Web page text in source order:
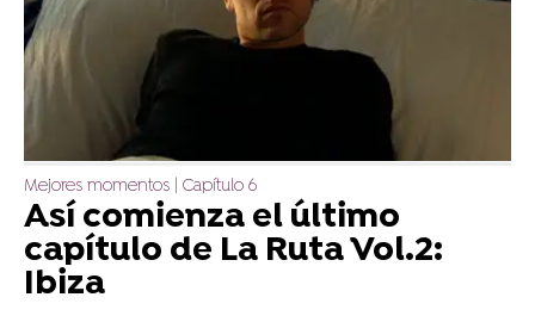
Mejores momentos | Capítulo 6
Así comienza el último
capítulo de La Ruta Vol.2:
Ibiza